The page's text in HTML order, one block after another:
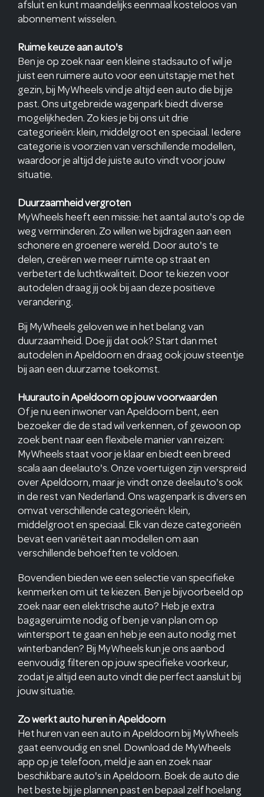
afsluit en kunt maandelijks eenmaal kosteloos van
abonnement wisselen.
Ruime keuze aan auto's
Ben je op zoek naar een kleine stadsauto of wil je
juist een ruimere auto voor een uitstapje met het
gezin, bij MyWheels vind je altijd een auto die bij je
past. Ons uitgebreide wagenpark biedt diverse
mogelijkheden. Zo kies je bij ons uit drie
categorieën: klein, middelgroot en speciaal. Iedere
categorie is voorzien van verschillende modellen,
waardoor je altijd de juiste auto vindt voor jouw
situatie.
Duurzaamheid vergroten
MyWheels heeft een missie: het aantal auto's op de
weg verminderen. Zo willen we bijdragen aan een
schonere en groenere wereld. Door auto's te
delen, creëren we meer ruimte op straat en
verbetert de luchtkwaliteit. Door te kiezen voor
autodelen draag jij ook bij aan deze positieve
verandering.
Bij MyWheels geloven we in het belang van
duurzaamheid. Doe jij dat ook? Start dan met
autodelen in Apeldoorn en draag ook jouw steentje
bij aan een duurzame toekomst.
Huurauto in Apeldoorn op jouw voorwaarden
Of je nu een inwoner van Apeldoorn bent, een
bezoeker die de stad wil verkennen, of gewoon op
zoek bent naar een flexibele manier van reizen:
MyWheels staat voor je klaar en biedt een breed
scala aan deelauto's. Onze voertuigen zijn verspreid
over Apeldoorn, maar je vindt onze deelauto's ook
in de rest van Nederland. Ons wagenpark is divers en
omvat verschillende categorieën: klein,
middelgroot en speciaal. Elk van deze categorieën
bevat een variëteit aan modellen om aan
verschillende behoeften te voldoen.
Bovendien bieden we een selectie van specifieke
kenmerken om uit te kiezen. Ben je bijvoorbeeld op
zoek naar een elektrische auto? Heb je extra
bagageruimte nodig of ben je van plan om op
wintersport te gaan en heb je een auto nodig met
winterbanden? Bij MyWheels kun je ons aanbod
eenvoudig filteren op jouw specifieke voorkeur,
zodat je altijd een auto vindt die perfect aansluit bij
jouw situatie.
Zo werkt auto huren in Apeldoorn
Het huren van een auto in Apeldoorn bij MyWheels
gaat eenvoudig en snel. Download de MyWheels
app op je telefoon, meld je aan en zoek naar
beschikbare auto's in Apeldoorn. Boek de auto die
het beste bij je plannen past en bepaal zelf hoelang